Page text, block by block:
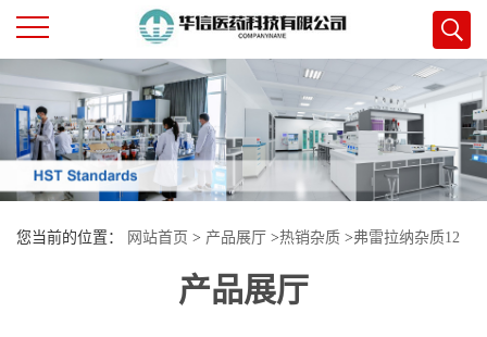
公
司
首
页
您当前的位置： 网站首页 > 产品展厅 >热销杂质 >弗雷拉纳杂质12
产品展厅